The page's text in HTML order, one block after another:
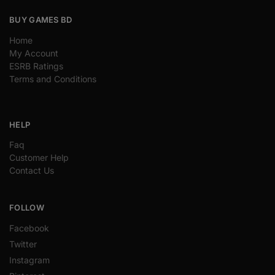
BUY GAMES BD
Home
My Account
ESRB Ratings
Terms and Conditions
HELP
Faq
Customer Help
Contact Us
FOLLOW
Facebook
Twitter
Instagram